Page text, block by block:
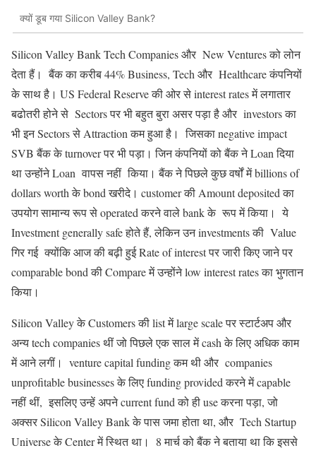
क्यों डूब गया Silicon Valley Bank?
Silicon Valley Bank Tech Companies और New Ventures को लोन
देता हैं। बैंक का करीब 44% Business, Tech और Healthcare कंपनियों
के साथ है। US Federal Reserve की ओर से interest rates में लगातार
बढोतरी होने से Sectors पर भी बहुत बुरा असर पड़ा है और investors का
भी इन Sectors से Attraction कम हुआ है। जिसका negative impact
SVB बैंक के turnover पर भी पड़ा। जिन कंपनियों को बैंक ने Loan दिया
था उन्होंने Loan वापस नहीं किया। बैंक ने पिछले कुछ वर्षों में billions of
dollars worth के bond खरीदे। customer की Amount deposited का
उपयोग सामान्य रूप से operated करने वाले bank के रूप में किया। ये
Investment generally safe होते हैं, लेकिन उन investments की Value
गिर गई क्योंकि आज की बढ़ी हुई Rate of interest पर जारी किए जाने पर
comparable bond की Compare में उन्होंने low interest rates का भुगतान
किया।
Silicon Valley के Customers की list में large scale पर स्टार्टअप और
अन्य tech companies थीं जो पिछले एक साल में cash के लिए अधिक काम
में आने लगीं। venture capital funding कम थी और companies
unprofitable businesses के लिए funding provided करने में capable
नहीं थीं, इसलिए उन्हें अपने current fund को ही use करना पड़ा, जो
अक्सर Silicon Valley Bank के पास जमा होता था, और Tech Startup
Universe के Center में स्थित था। 8 मार्च को बैंक ने बताया था कि इससे